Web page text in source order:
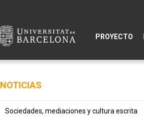
PROYECTO
NOTICIAS
Sociedades, mediaciones y cultura escrita